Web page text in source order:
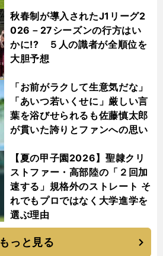
秋春制が導入されたJ1リーグ2
026－27シーズンの行方はい
かに!? ５人の識者が全順位を
大胆予想
「お前がラクして生意気だな」
「あいつ若いくせに」厳しい言
葉を浴びせられるも佐藤慎太郎
が貫いた誇りとファンへの思い
【夏の甲子園2026】聖隷クリ
ストファー・高部陸の「２回加
速する」規格外のストレート そ
れでもプロではなく大学進学を
選ぶ理由
もっと見る